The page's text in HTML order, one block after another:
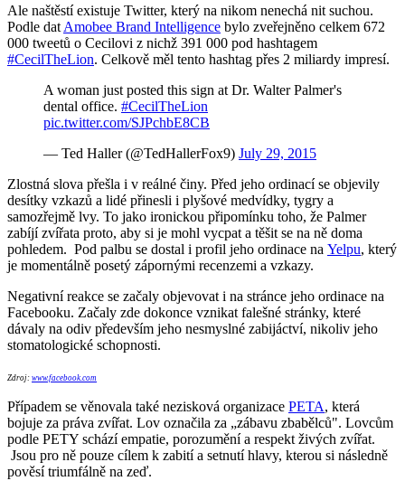
Ale naštěstí existuje Twitter, který na nikom nenechá nit suchou.
Podle datAmobee Brand Intelligence bylo zveřejněno celkem 672
000 tweetů o Cecilovi z nichž 391 000 pod hashtagem
#CecilTheLion. Celkově měl tento hashtag přes 2 miliardy impresí.
A woman just posted this sign at Dr. Walter Palmer's
dental office. #CecilTheLion
pic.twitter.com/SJPchbE8CB
— Ted Haller (@TedHallerFox9) July 29, 2015
Zlostná slova přešla i v reálné činy. Před jeho ordinací se objevily
desítky vzkazů a lidé přinesli i plyšové medvídky, tygry a
samozřejmě lvy. To jako ironickou připomínku toho, že Palmer
zabíjí zvířata proto, aby si je mohl vycpat a těšit se na ně doma
pohledem. Pod palbu se dostal i profil jeho ordinace na Yelpu, který
je momentálně posetý zápornými recenzemi a vzkazy.
Negativní reakce se začaly objevovat i na stránce jeho ordinace na
Facebooku. Začaly zde dokonce vznikat falešné stránky, které
dávaly na odiv především jeho nesmyslné zabijáctví, nikoliv jeho
stomatologické schopnosti.
Zdroj: www.facebook.com
Případem se věnovala také nezisková organizace PETA, která
bojuje za práva zvířat. Lov označila za „zábavu zbabělců". Lovcům
podle PETY schází empatie, porozumění a respekt živých zvířat.
Jsou pro ně pouze cílem k zabití a setnutí hlavy, kterou si následně
pověsí triumfálně na zeď.